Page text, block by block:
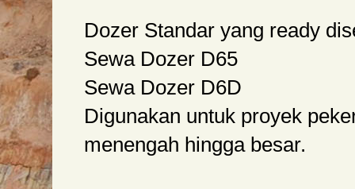
Dozer Standar yang ready
Sewa Dozer D65
Sewa Dozer D6D
Digunakan untuk proyek
menengah hingga besar.